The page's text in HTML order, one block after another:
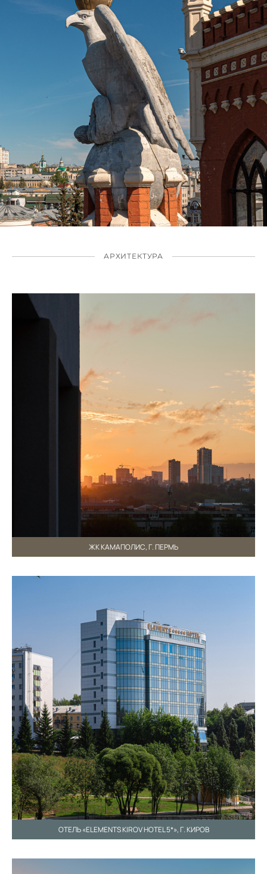
АРХИТЕКТУРА
ЖК КАМАПОЛИС, Г. ПЕРМЬ
ОТЕЛЬ «ELEMENTS KIROV HOTEL 5*», Г. КИРОВ